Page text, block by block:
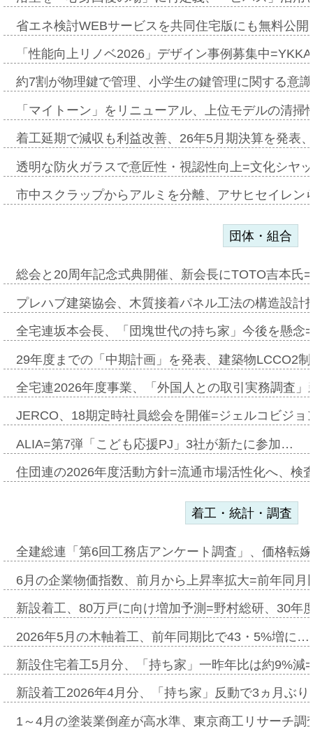
省エネ検討WEBサービスを共同住宅版にも無料公
「性能向上リノベ2026」デザイン事例募集中
約7割が物理鍵で管理、小学生の鍵管理に関する意
「マイトーン」をリニューアル、上位モデルの清
着工延期で減収も利益改善、26年5月期決算を発表
透明な防火ガラスで意匠性・視認性向上=文化シヤ
市中スクラップからアルミを分離、アサヒセイレ
団体・組合
総会と20周年記念式典開催、新会長にTOTO吉本氏
プレハブ建築協会、木質接着パネル工法の構造設
全宅連坂本会長、「団塊世代の持ち家」今後を懸
29年度までの「中期計画」を発表、建築物LCCO2
全宅連2026年度事業、「外国人との取引実務調査
JERCO、18期定時社員総会を開催=ジェルコビジ
ALIA=第7弾「こども応援PJ」3社が新たに参加…
住団連の2026年度活動方針=流通市場活性化へ、検
着工・統計・調査
全建総連「第6回工務店アンケート調査」、価格転
6月の企業物価指数、前月から上昇率拡大=前年同
新設着工、80万戸に向け増加予測=野村総研、30年
2026年5月の木軸着工、前年同期比で43・5%増に…
新設住宅着工5月分、「持ち家」一昨年比は約9%
新設着工2026年4月分、「持ち家」反動で3ヵ月ぶ
1～4月の塗装業倒産が高水準、東京商工リサーチ